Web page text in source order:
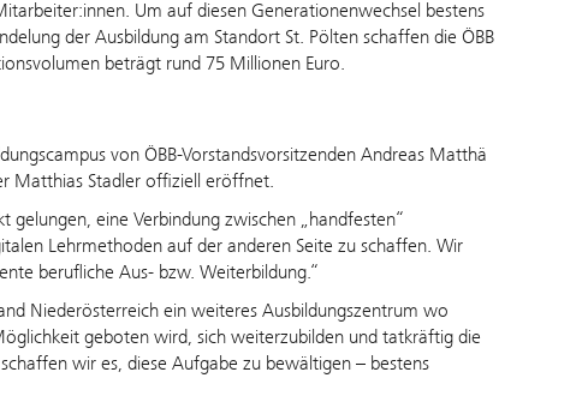
Um auf diesen Generationenwechsel bestens
der Ausbildung am Standort St. Pölten schaffen die ÖBB
beträgt rund 75 Millionen Euro.
von ÖBB-Vorstandsvorsitzenden Andreas Matthä
Matthias Stadler offiziell eröffnet.
gelungen, eine Verbindung zwischen „handfesten“
Lehrmethoden auf der anderen Seite zu schaffen. Wir
berufliche Aus- bzw. Weiterbildung.“
Niederösterreich ein weiteres Ausbildungszentrum wo
geboten wird, sich weiterzubilden und tatkräftig die
wir es, diese Aufgabe zu bewältigen – bestens